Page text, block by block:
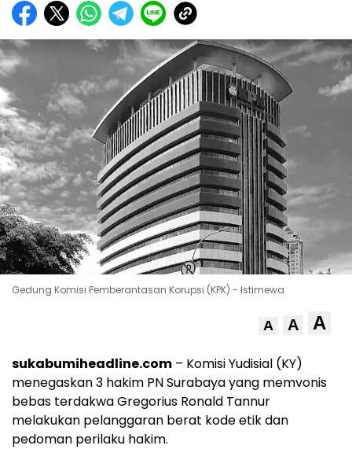
Gedung Komisi Pemberantasan Korupsi (KPK) - Istimewa
A A A
sukabumiheadline.com – Komisi Yudisial (KY)
menegaskan 3 hakim PN Surabaya yang memvonis
bebas terdakwa Gregorius Ronald Tannur
melakukan pelanggaran berat kode etik dan
pedoman perilaku hakim.